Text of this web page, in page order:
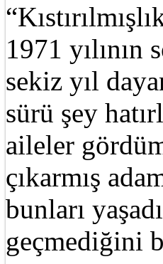
1971 yılının
sekiz yıl
sürü şey
aileler
çıkarmış
bunları
geçmediğini